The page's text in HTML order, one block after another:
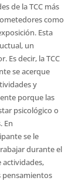
de la TCC más
como
Esta
un
Es decir, la TCC
se acerque
y
porque las
psicológico o
En
se le
durante el
pensamientos